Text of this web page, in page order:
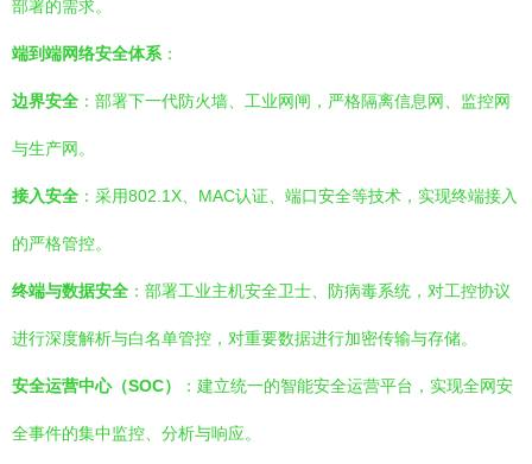
部署的需求。
端到端网络安全体系 ：
边界安全 ：部署下一代防火墙、工业网闸，严格隔离信息网、监控网
与生产网。
接入安全 ：采用802.1X、MAC认证、端口安全等技术，实现终端接入
的严格管控。
终端与数据安全 ：部署工业主机安全卫士、防病毒系统，对工控协议
进行深度解析与白名单管控，对重要数据进行加密传输与存储。
安全运营中心（SOC） ：建立统一的智能安全运营平台，实现全网安
全事件的集中监控、分析与响应。